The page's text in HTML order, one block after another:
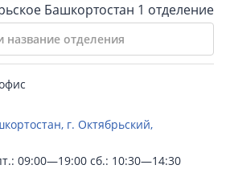
Башкортостан 1 отделение
г. Октябрьский,
09:00—19:00 сб.: 10:30—14:30